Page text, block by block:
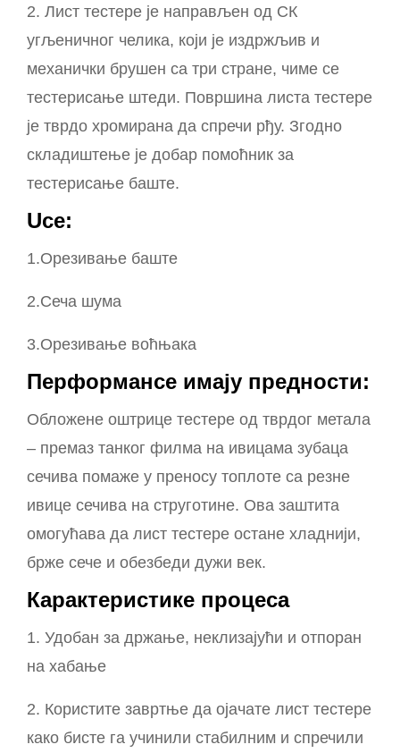
2. Лист тестере је направљен од СК
угљеничног челика, који је издржљив и
механички брушен са три стране, чиме се
тестерисање штеди. Површина листа тестере
је тврдо хромирана да спречи рђу. Згодно
складиштење је добар помоћник за
тестерисање баште.
Uсе:
1.Орезивање баште
2.Сеча шума
3.Орезивање воћњака
Перформансе имају предности:
Обложене оштрице тестере од тврдог метала
– премаз танког филма на ивицама зубаца
сечива помаже у преносу топлоте са резне
ивице сечива на струготине. Ова заштита
омогућава да лист тестере остане хладнији,
брже сече и обезбеди дужи век.
Карактеристике процеса
1. Удобан за држање, неклизајући и отпоран
на хабање
2. Користите завртње да ојачате лист тестере
како бисте га учинили стабилним и спречили